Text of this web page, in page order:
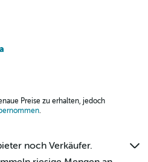
Preise zu erhalten, jedoch
.
noch Verkäufer.